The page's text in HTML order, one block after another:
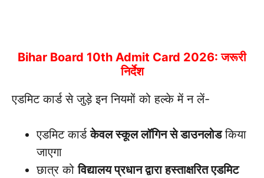
Bihar Board 10th Admit Card 2026: जरूरी
निर्देश
एडमिट कार्ड से जुड़े इन नियमों को हल्के में न लें-
एडमिट कार्डकेवल स्कूल लॉगिन से डाउनलोडकिया
जाएगा
छात्र कोविद्यालय प्रधान द्वारा हस्ताक्षरित एडमिट